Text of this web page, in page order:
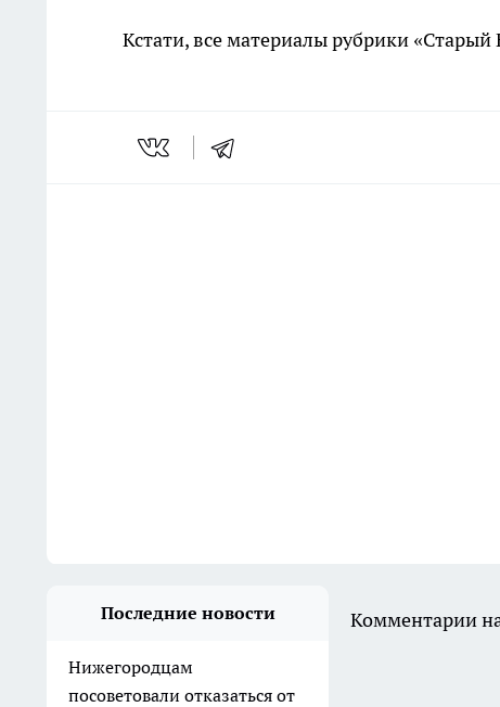
Кстати, все материалы рубрики
Последние новости
Нижегородцам
посоветовали отказаться от
Комментарии